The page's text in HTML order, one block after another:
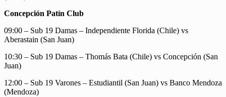
Concepción Patín Club
09:00 – Sub 19 Damas – Independiente Florida (Chile) vs
Aberastain (San Juan)
10:30 – Sub 19 Damas – Thomás Bata (Chile) vs Concepción (San
Juan)
12:00 – Sub 19 Varones – Estudiantil (San Juan) vs Banco Mendoza
(Mendoza)